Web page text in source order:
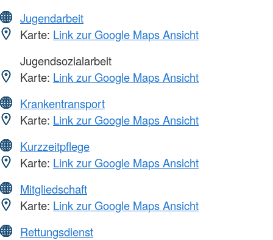
Jugendarbeit
Karte: Link zur Google Maps Ansicht
Jugendsozialarbeit
Karte: Link zur Google Maps Ansicht
Krankentransport
Karte: Link zur Google Maps Ansicht
Kurzzeitpflege
Karte: Link zur Google Maps Ansicht
Mitgliedschaft
Karte: Link zur Google Maps Ansicht
Rettungsdienst